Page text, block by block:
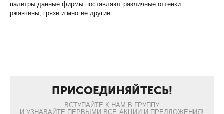
палитры данные фирмы поставляют различные оттенки
ржавчины, грязи и многие другие.
ПРИСОЕДИНЯЙТЕСЬ!
ВСТУПАЙТЕ К НАМ В ГРУППУ
И УЗНАВАЙТЕ ПЕРВЫМИ ВСЕ АКЦИИ И ПРЕДЛОЖЕНИЯ!